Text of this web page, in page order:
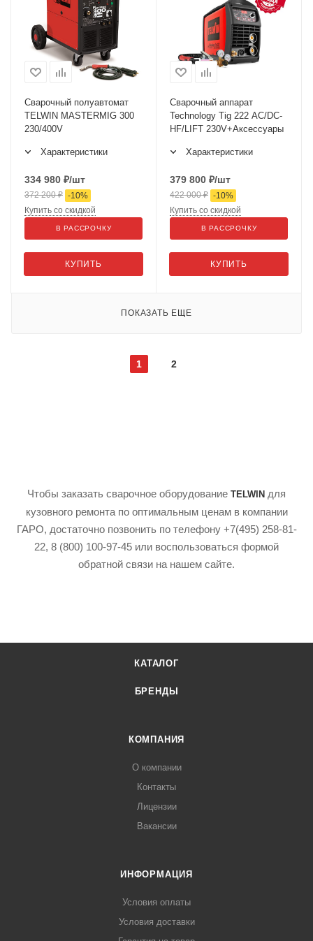
Сварочный полуавтомат
TELWIN MASTERMIG 300
230/400V
Характеристики
334 980 ₽/шт
372 200₽ -10%
КУПИТЬ
Купить со скидкой
В РАССРОЧКУ
Сварочный аппарат
Technology Tig 222 AC/DC-
HF/LIFT 230V+Аксессуары
Характеристики
379 800 ₽/шт
422 000₽ -10%
КУПИТЬ
Купить со скидкой
В РАССРОЧКУ
ПОКАЗАТЬ ЕЩЕ
1 2
Чтобы заказать сварочное оборудование TELWIN для
кузовного ремонта по оптимальным ценам в компании
ГАРО, достаточно позвонить по телефону +7(495) 258-81-
22, 8 (800) 100-97-45 или воспользоваться формой
обратной связи на нашем сайте.
КАТАЛОГ
БРЕНДЫ
КОМПАНИЯ
О компании
Контакты
Лицензии
Вакансии
ИНФОРМАЦИЯ
Условия оплаты
Условия доставки